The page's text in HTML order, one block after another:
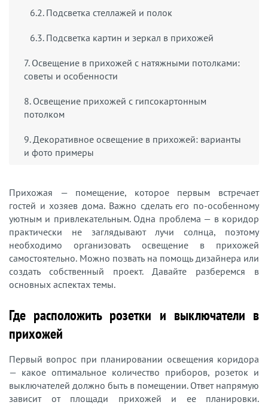
6.2. Подсветка стеллажей и полок
6.3. Подсветка картин и зеркал в прихожей
7. Освещение в прихожей с натяжными потолками:
советы и особенности
8. Освещение прихожей с гипсокартонным
потолком
9. Декоративное освещение в прихожей: варианты
и фото примеры
Прихожая — помещение, которое первым встречает
гостей и хозяев дома. Важно сделать его по-особенному
уютным и привлекательным. Одна проблема — в коридор
практически не заглядывают лучи солнца, поэтому
необходимо организовать освещение в прихожей
самостоятельно. Можно позвать на помощь дизайнера или
создать собственный проект. Давайте разберемся в
основных аспектах темы.
Где расположить розетки и выключатели в
прихожей
Первый вопрос при планировании освещения коридора
— какое оптимальное количество приборов, розеток и
выключателей должно быть в помещении. Ответ напрямую
зависит от площади прихожей и ее планировки.